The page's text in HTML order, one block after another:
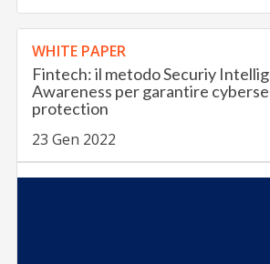
WHITE PAPER
Fintech: il metodo Securiy
Awareness per garantire
protection
23 Gen 2022